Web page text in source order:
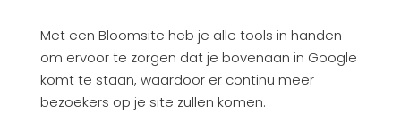
Met een Bloomsite heb je alle tools in handen
om ervoor te zorgen dat je bovenaan in Google
komt te staan, waardoor er continu meer
bezoekers op je site zullen komen.